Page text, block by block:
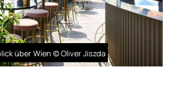
über Wien © Oliver Jiszda